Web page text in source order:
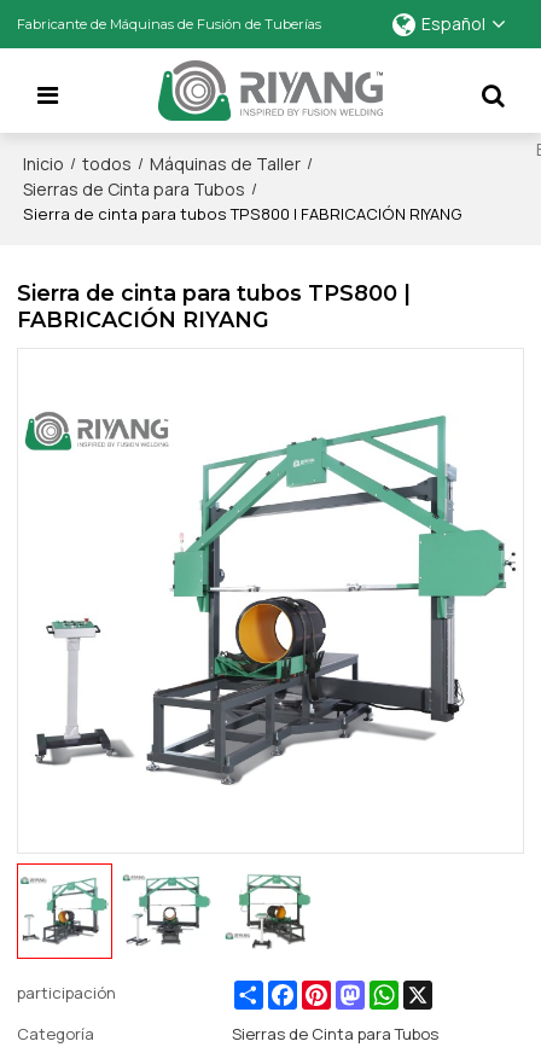
Fabricante de Máquinas de Fusión de Tuberías Español
Inicio / todos / Máquinas de Taller /
Sierras de Cinta para Tubos /
Sierra de cinta para tubos TPS800 | FABRICACIÓN RIYANG
Sierra de cinta para tubos TPS800 |
FABRICACIÓN RIYANG
participación ShareFacebook
PinterestMastodonWhatsApp
Categoría
Sierras de Cinta para Tubos